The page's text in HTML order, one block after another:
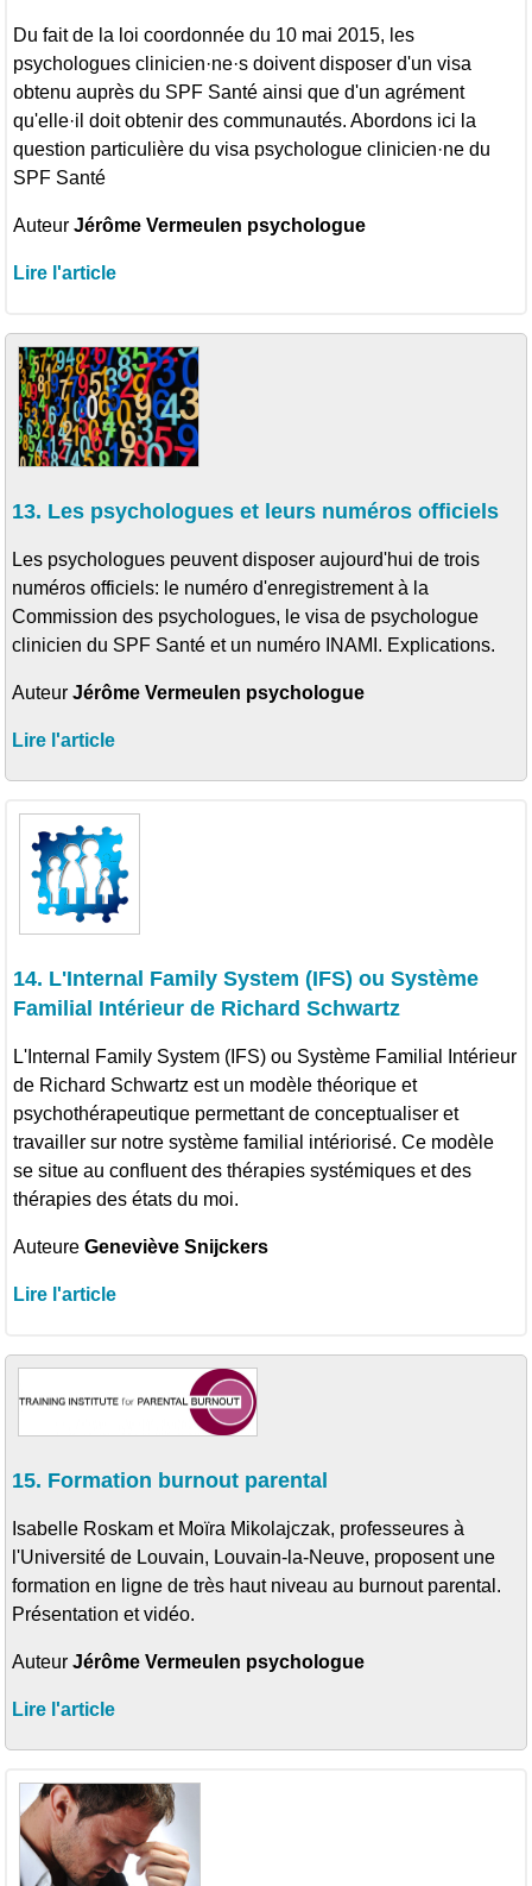
Du fait de la loi coordonnée du 10 mai 2015, les
psychologues clinicien·ne·s doivent disposer d'un visa
obtenu auprès du SPF Santé ainsi que d'un agrément
qu'elle·il doit obtenir des communautés. Abordons ici la
question particulière du visa psychologue clinicien·ne du
SPF Santé
AuteurJérôme Vermeulen psychologue
Lire l'article
13. Les psychologues et leurs numéros officiels
Les psychologues peuvent disposer aujourd'hui de trois
numéros officiels: le numéro d'enregistrement à la
Commission des psychologues, le visa de psychologue
clinicien du SPF Santé et un numéro INAMI. Explications.
AuteurJérôme Vermeulen psychologue
Lire l'article
14. L'Internal Family System (IFS) ou Système
Familial Intérieur de Richard Schwartz
L'Internal Family System (IFS) ou Système Familial Intérieur
de Richard Schwartz est un modèle théorique et
psychothérapeutique permettant de conceptualiser et
travailler sur notre système familial intériorisé. Ce modèle
se situe au confluent des thérapies systémiques et des
thérapies des états du moi.
AuteureGeneviève Snijckers
Lire l'article
15. Formation burnout parental
Isabelle Roskam et Moïra Mikolajczak, professeures à
l'Université de Louvain, Louvain-la-Neuve, proposent une
formation en ligne de très haut niveau au burnout parental.
Présentation et vidéo.
AuteurJérôme Vermeulen psychologue
Lire l'article